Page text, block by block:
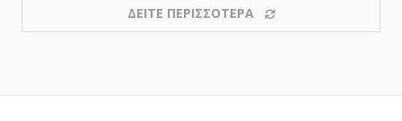
ΔΕΙΤΕ ΠΕΡΙΣΣΟΤΕΡΑ